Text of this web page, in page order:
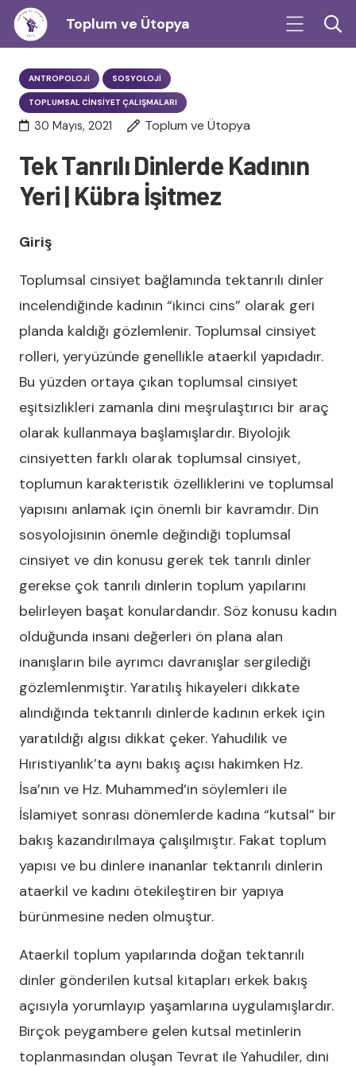
Toplum ve Ütopya
ANTROPOLOJI SOSYOLOJI
TOPLUMSAL CINSIYET ÇALIŞMALARI
30 Mayıs, 2021 Toplum ve Ütopya
Tek Tanrılı Dinlerde Kadının
Yeri | Kübra İşitmez
Giriş
Toplumsal cinsiyet bağlamında tektanrılı dinler
incelendiğinde kadının “ikinci cins” olarak geri
planda kaldığı gözlemlenir. Toplumsal cinsiyet
rolleri, yeryüzünde genellikle ataerkil yapıdadır.
Bu yüzden ortaya çıkan toplumsal cinsiyet
eşitsizlikleri zamanla dini meşrulaştırıcı bir araç
olarak kullanmaya başlamışlardır. Biyolojik
cinsiyetten farklı olarak toplumsal cinsiyet,
toplumun karakteristik özelliklerini ve toplumsal
yapısını anlamak için önemli bir kavramdır. Din
sosyolojisinin önemle değindiği toplumsal
cinsiyet ve din konusu gerek tek tanrılı dinler
gerekse çok tanrılı dinlerin toplum yapılarını
belirleyen başat konulardandır. Söz konusu kadın
olduğunda insani değerleri ön plana alan
inanışların bile ayrımcı davranışlar sergilediği
gözlemlenmiştir. Yaratılış hikayeleri dikkate
alındığında tektanrılı dinlerde kadının erkek için
yaratıldığı algısı dikkat çeker. Yahudilik ve
Hıristiyanlık’ta aynı bakış açısı hakimken Hz.
İsa’nın ve Hz. Muhammed’in söylemleri ile
İslamiyet sonrası dönemlerde kadına “kutsal” bir
bakış kazandırılmaya çalışılmıştır. Fakat toplum
yapısı ve bu dinlere inananlar tektanrılı dinlerin
ataerkil ve kadını ötekileştiren bir yapıya
bürünmesine neden olmuştur.
Ataerkil toplum yapılarında doğan tektanrılı
dinler gönderilen kutsal kitapları erkek bakış
açısıyla yorumlayıp yaşamlarına uygulamışlardır.
Birçok peygambere gelen kutsal metinlerin
toplanmasından oluşan Tevrat ile Yahudiler, dini